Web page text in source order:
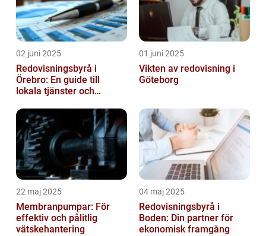
02 juni 2025
Redovisningsbyrå i
Örebro: En guide till
lokala tjänster och
01 juni 2025
Vikten av redovisning i
Göteborg
22 maj 2025
Membranpumpar: För
effektiv och pålitlig
vätskehantering
04 maj 2025
Redovisningsbyrå i
Boden: Din partner för
ekonomisk framgång